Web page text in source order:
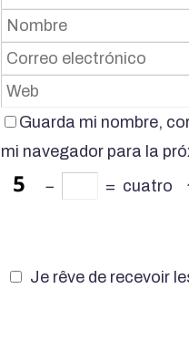
Guarda mi nombre,
mi navegador para la
−
= cuatro
Je rêve de recevoir